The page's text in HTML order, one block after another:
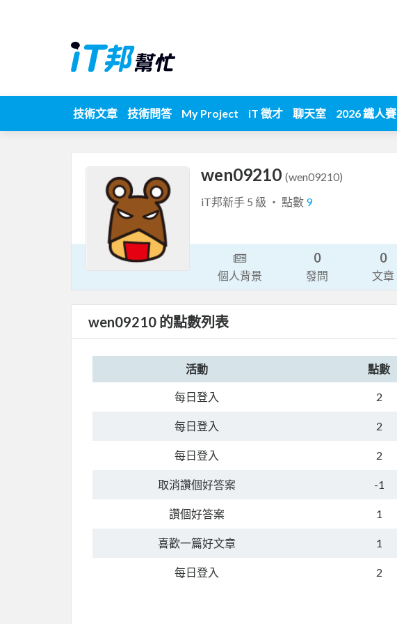
技術文章 技術問答 My Project iT 徵才 聊天室 2026 鐵人賽
wen09210 (wen09210)
iT邦新手 5 級 ‧ 點數 9
個人背景
0
發問
0
文章
wen09210 的點數列表
活動 點數
每日登入 2
每日登入 2
每日登入 2
取消讚個好答案 -1
讚個好答案 1
喜歡一篇好文章 1
每日登入 2